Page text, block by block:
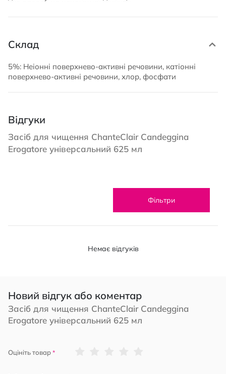
Склад
5%: Неіонні поверхнево-активні речовини, катіонні
поверхнево-активні речовини, хлор, фосфати
Відгуки
Засіб для чищення ChanteClair Candeggina
Erogatore універсальний 625 мл
Фільтри
Немає відгуків
Новий відгук або коментар
Засіб для чищення ChanteClair Candeggina
Erogatore універсальний 625 мл
Оцініть товар